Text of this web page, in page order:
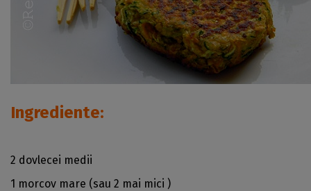
Ingrediente:
2 dovlecei medii
1 morcov mare (sau 2 mai mici )